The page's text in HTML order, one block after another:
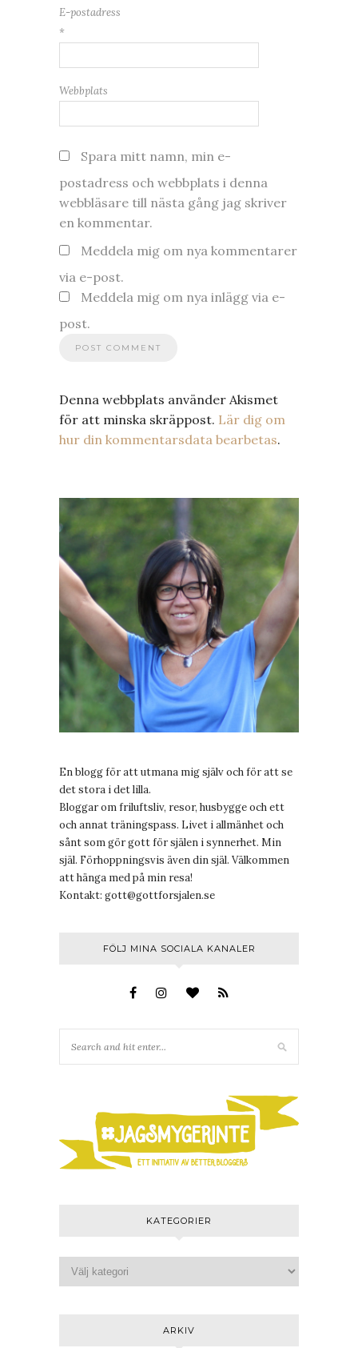
E-postadress
*
Webbplats
Spara mitt namn, min e-
postadress och webbplats i denna
webbläsare till nästa gång jag skriver
en kommentar.
Meddela mig om nya kommentarer
via e-post.
Meddela mig om nya inlägg via e-
post.
Denna webbplats använder Akismet
för att minska skräppost. Lär dig om
hur din kommentarsdata bearbetas.
En blogg för att utmana mig själv och för att se
det stora i det lilla.
Bloggar om friluftsliv, resor, husbygge och ett
och annat träningspass. Livet i allmänhet och
sånt som gör gott för själen i synnerhet. Min
själ. Förhoppningsvis även din själ. Välkommen
att hänga med på min resa!
Kontakt: gott@gottforsjalen.se
FÖLJ MINA SOCIALA KANALER
KATEGORIER
ARKIV